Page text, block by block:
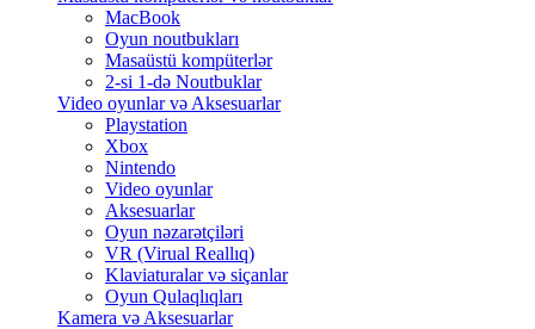
MacBook
Oyun noutbukları
Masaüstü kompüterlər
2-si 1-də Noutbuklar
Video oyunlar və Aksesuarlar
Playstation
Xbox
Nintendo
Video oyunlar
Aksesuarlar
Oyun nəzarətçiləri
VR (Virual Reallıq)
Klaviaturalar və siçanlar
Oyun Qulaqlıqları
Kamera və Aksesuarlar